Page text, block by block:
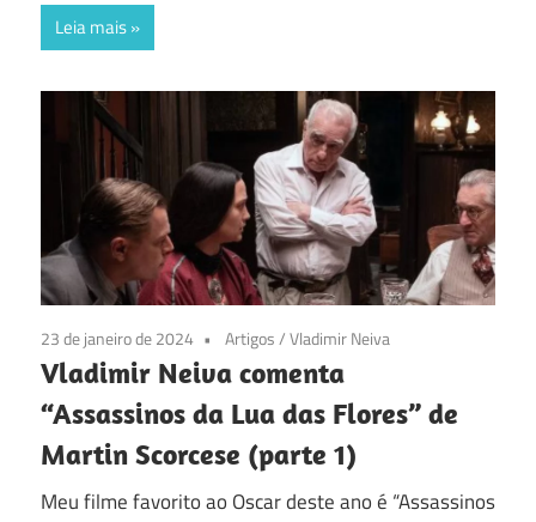
Leia mais
23 de janeiro de 2024 Artigos/Vladimir Neiva
Vladimir Neiva comenta
“Assassinos da Lua das Flores” de
Martin Scorcese (parte 1)
Meu filme favorito ao Oscar deste ano é “Assassinos